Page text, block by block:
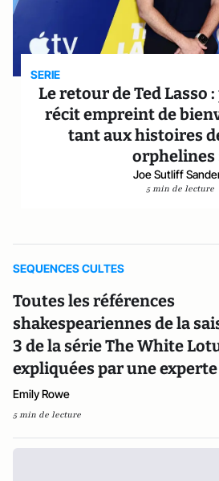
SERIE
Le retour de Ted Lasso
récit empreint de
tant aux histoires
orphelines
Joe Sutliff
5 min de lecture
SEQUENCES CULTES
Toutes les références
shakespeariennes de la
3 de la série The White
expliquées par une experte
Emily Rowe
5 min de lecture